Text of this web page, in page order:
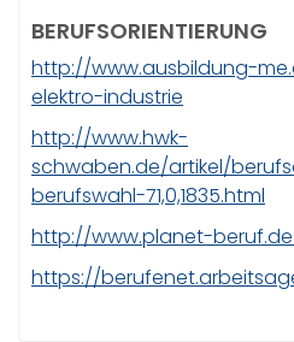
BERUFSORIENTIERUNG
http://www.ausbildung-
elektro-industrie
http://www.hwk-
schwaben.de/artikel/
berufswahl-71,0,1835.html
http://www.planet-
https://